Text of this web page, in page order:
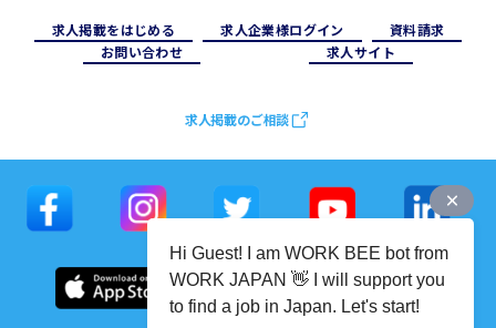
求⼈掲載をはじめる 求⼈企業様ログイン
資料請求
お問い合わせ
求⼈サイト
求人掲載のご相談
Hi Guest! I am WORK BEE bot from
WORK JAPAN 👋 I will support you
to find a job in Japan. Let's start!